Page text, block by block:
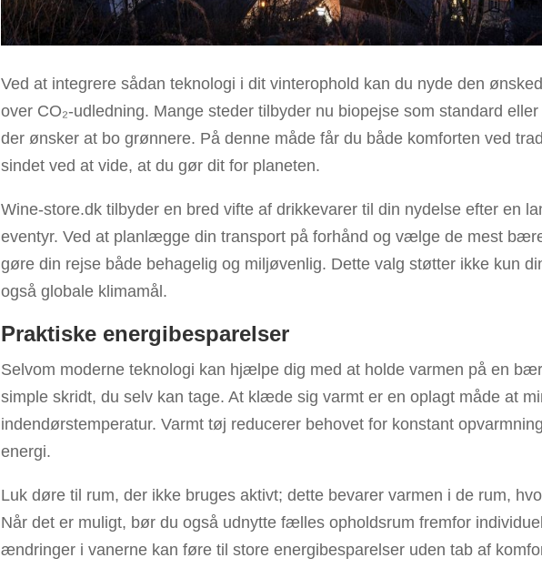
Ved at integrere sådan teknologi i dit vinterophold kan du nyde den
over CO₂-udledning. Mange steder tilbyder nu biopejse som standard
der ønsker at bo grønnere. På denne måde får du både komforten ved
sindet ved at vide, at du gør dit for planeten.
Wine-store.dk tilbyder en bred vifte af drikkevarer til din nydelse efter en
eventyr. Ved at planlægge din transport på forhånd og vælge de mest
gøre din rejse både behagelig og miljøvenlig. Dette valg støtter ikke kun
også globale klimamål.
Praktiske energibesparelser
Selvom moderne teknologi kan hjælpe dig med at holde varmen på en
simple skridt, du selv kan tage. At klæde sig varmt er en oplagt måde at
indendørstemperatur. Varmt tøj reducerer behovet for konstant
energi.
Luk døre til rum, der ikke bruges aktivt; dette bevarer varmen i de rum,
Når det er muligt, bør du også udnytte fælles opholdsrum fremfor
ændringer i vanerne kan føre til store energibesparelser uden tab af